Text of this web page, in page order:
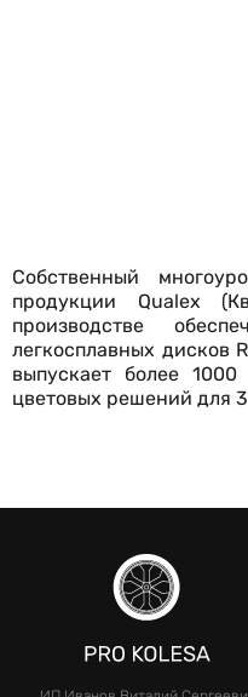
ИП Иванов Виталий Сергеевич
ИНН: 910310123973
ОГРНИП: 325911200039371
Каталог